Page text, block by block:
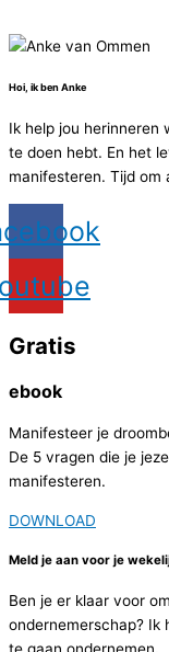
Hoi, ik ben Anke
Ik help jou herinneren
te doen hebt. En het
manifesteren. Tijd om
Gratis
ebook
Manifesteer je
De 5 vragen die je
manifesteren.
DOWNLOAD
Meld je aan voor je
Ben je er klaar voor
ondernemerschap? Ik
te gaan ondernemen.